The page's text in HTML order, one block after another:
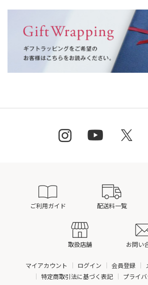
ご利用ガイド 配送料一覧
取扱店舗 お問い
マイアカウント ログイン 会員登録
特定商取引法に基づく表記
プライ